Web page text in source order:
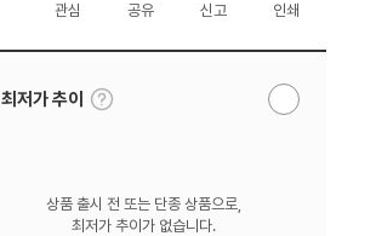
관심 공유 신고 인쇄
최저가 추이
툴
팁
알
상품 출시 전 또는 단종 상품으로,
최저가 추이가 없습니다.